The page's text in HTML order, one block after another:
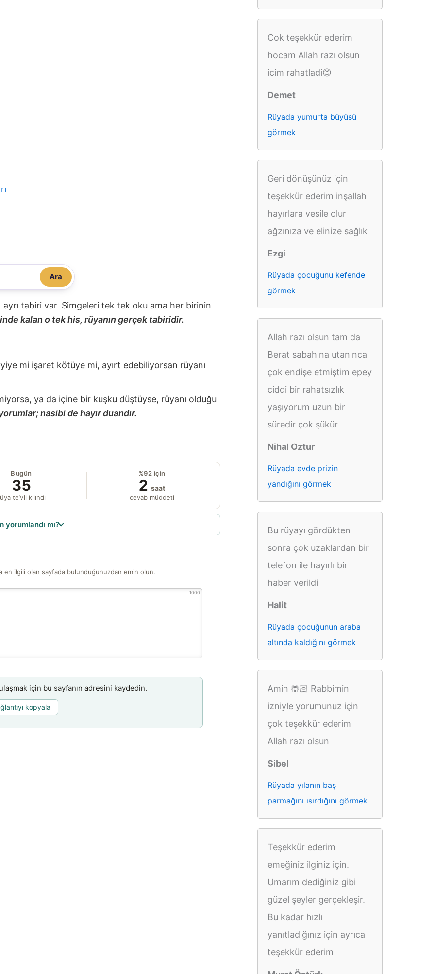
Ara
tabiri var. Simgeleri tek tek oku ama her birinin
kalan o tek his, rüyanın gerçek tabiridir.
mi işaret kötüye mi, ayırt edebiliyorsan rüyanı
ya da içine bir kuşku düştüyse, rüyanı olduğu
nasibi de hayır duandır.
Bugün
35
te’vîl kılındı
%92 için
2 saat
cevab müddeti
yorumlandı mı?
en ilgili olan sayfada bulunduğunuzdan emin olun.
1000
için bu sayfanın adresini kaydedin.
kopyala
Cok teşekkür ederim
hocam Allah razı olsun
icim rahatladi😊
Demet
Rüyada yumurta büyüsü
görmek
Geri dönüşünüz için
teşekkür ederim inşallah
hayırlara vesile olur
ağzınıza ve elinize sağlık
Ezgi
Rüyada çocuğunu kefende
görmek
Allah razı olsun tam da
Berat sabahına utanınca
çok endişe etmiştim epey
ciddi bir rahatsızlık
yaşıyorum uzun bir
süredir çok şükür
Nihal Oztur
Rüyada evde prizin
yandığını görmek
Bu rüyayı gördükten
sonra çok uzaklardan bir
telefon ile hayırlı bir
haber verildi
Halit
Rüyada çocuğunun araba
altında kaldığını görmek
Amin 🤲🏻 Rabbimin
izniyle yorumunuz için
çok teşekkür ederim
Allah razı olsun
Sibel
Rüyada yılanın baş
parmağını ısırdığını görmek
Teşekkür ederim
emeğiniz ilginiz için.
Umarım dediğiniz gibi
güzel şeyler gerçekleşir.
Bu kadar hızlı
yanıtladığınız için ayrıca
teşekkür ederim